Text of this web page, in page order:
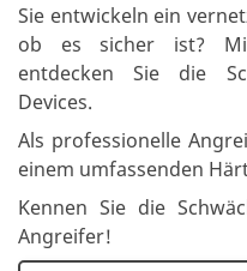
Sie entwickeln ein
ob es sicher ist? Mit
entdecken Sie die
Devices.
Als professionelle
einem umfassenden
Kennen Sie die
Angreifer!